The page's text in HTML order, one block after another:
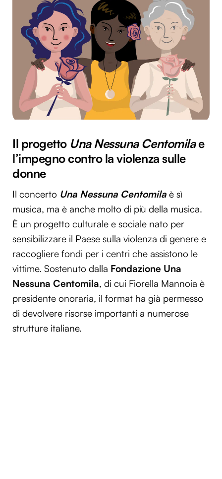
Il progetto Una Nessuna Centomilae
l’impegno contro la violenza sulle
donne
Il concerto Una Nessuna Centomila è sì
musica, ma è anche molto di più della musica.
È un progetto culturale e sociale nato per
sensibilizzare il Paese sulla violenza di genere e
raccogliere fondi per i centri che assistono le
vittime. Sostenuto dalla Fondazione Una
Nessuna Centomila, di cui Fiorella Mannoia è
presidente onoraria, il format ha già permesso
di devolvere risorse importanti a numerose
strutture italiane.